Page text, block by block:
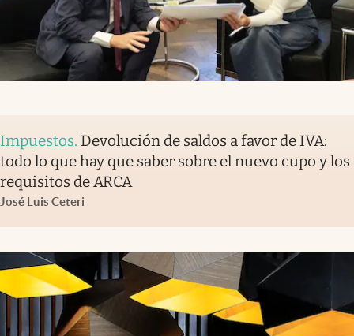
Impuestos. Devolución de saldos a favor de IVA:
todo lo que hay que saber sobre el nuevo cupo y los
requisitos de ARCA
José Luis Ceteri